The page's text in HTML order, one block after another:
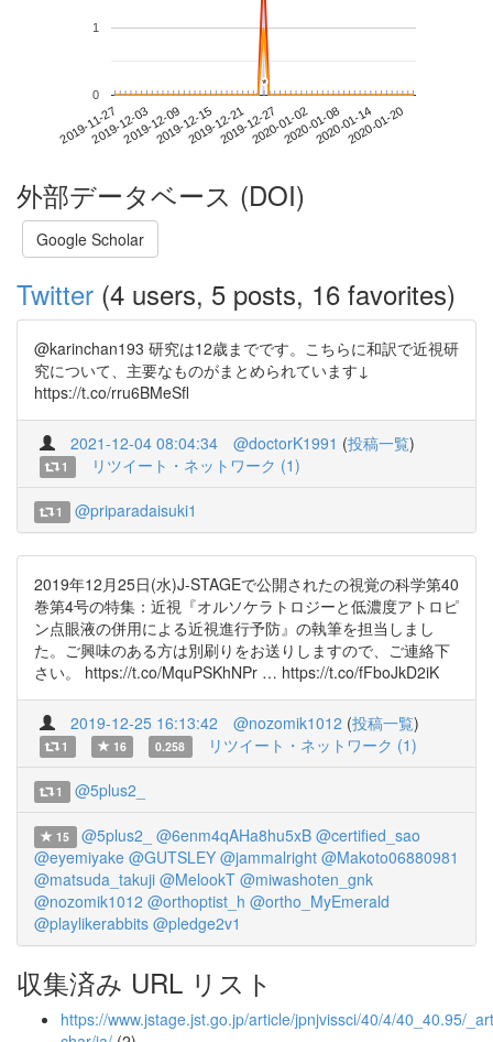
2019-11-272019-12-032019-12-092019-12-152019-12-212019-12-272020-01-022020-01-082020-01-142020-01-20
0
1
*
*
外部データベース (DOI)
Google Scholar
Twitter (4 users, 5 posts, 16 favorites)
@karinchan193 研究は12歳までです。こちらに和訳で近視研
究について、主要なものがまとめられています↓
https://t.co/rru6BMeSfl
2021-12-04 08:04:34 @doctorK1991 (投稿一覧)
1 リツイート・ネットワーク (1)
1 @priparadaisuki1
2019年12月25日(水)J-STAGEで公開されたの視覚の科学第40
巻第4号の特集：近視『オルソケラトロジーと低濃度アトロピ
ン点眼液の併用による近視進行予防』の執筆を担当しまし
た。ご興味のある方は別刷りをお送りしますので、ご連絡下
さい。 https://t.co/MquPSKhNPr … https://t.co/fFboJkD2iK
2019-12-25 16:13:42 @nozomik1012 (投稿一覧)
1 16 0.258 リツイート・ネットワーク (1)
1 @5plus2_
15 @5plus2_ @6enm4qAHa8hu5xB @certified_sao
@eyemiyake @GUTSLEY @jammalright @Makoto06880981
@matsuda_takuji @MelookT @miwashoten_gnk
@nozomik1012 @orthoptist_h @ortho_MyEmerald
@playlikerabbits @pledge2v1
収集済み URL リスト
https://www.jstage.jst.go.jp/article/jpnjvissci/40/4/40_40.95/